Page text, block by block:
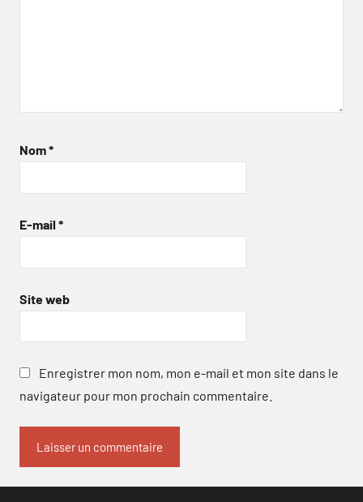
Nom*
E-mail *
Site web
Enregistrer mon nom, mon e-mail et mon site dans le
navigateur pour mon prochain commentaire.